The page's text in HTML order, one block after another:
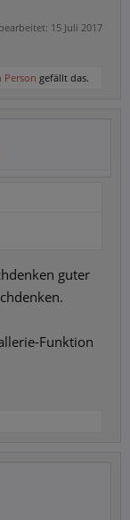
15 Juli 2017
Person gefällt das.
guter
Funktion